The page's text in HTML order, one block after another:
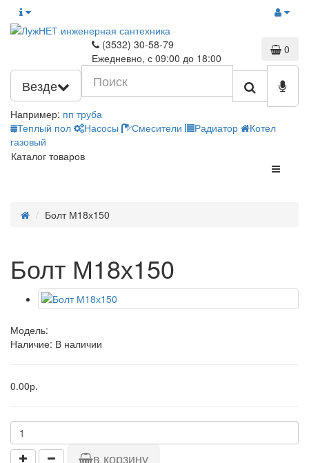
(3532) 30-58-79
Ежедневно, с 09:00 до 18:00
0
Везде
Например: пп труба
Теплый пол
Насосы Смесители Радиатор
Котел
газовый
Каталог товаров
Болт М18х150
Болт М18х150
Модель:
Наличие: В наличии
0.00р.
в корзину